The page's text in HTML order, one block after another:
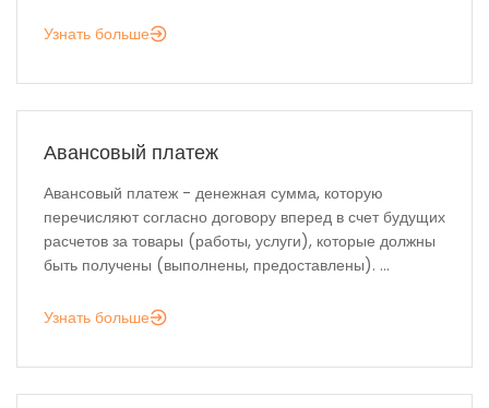
Узнать больше
Авансовый платеж
Авансовый платеж - денежная сумма, которую
перечисляют согласно договору вперед в счет будущих
расчетов за товары (работы, услуги), которые должны
быть получены (выполнены, предоставлены). ...
Узнать больше